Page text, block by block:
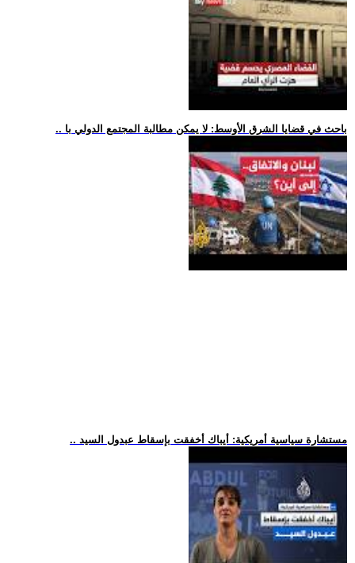
.. باحث في قضايا الشرق الأوسط: لا يمكن مطالبة المجتمع الدولي با
.. مستشارة سياسية أمريكية: أيباك أخفقت بإسقاط عبدول السيد